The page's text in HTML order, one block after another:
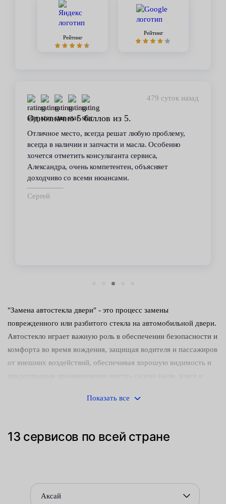
Рейтинг
Рейтинг
479 суток назад
Однозначно 5 баллов из 5.
Отличное место, всегда решат любую проблему,
всегда в наличии и запчасти и масла. Особенно
хочется отметить консультанта сервиса,
Александра, очень компетентен, объясняет
доходчиво со всеми нюансами.
Сергей
"Замена автостекла двери" - это процесс замены
поврежденного или разбитого стекла на автомобильной двери.
Автостекло играет важную роль в обеспечении безопасности и
комфорта во время вождения, защищая водителя и пассажиров
от внешних воздействий, обеспечивая хорошую видимость и
разбития или других повреждений, которые могут негативно
очистку поверхности, установку нового стекла с
специализированное оборудование играют важную роль в
Показать все
13 сервисов по всей стране
Аксай